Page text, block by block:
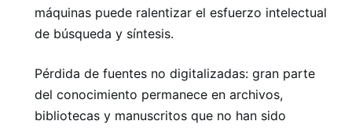
máquinas puede ralentizar el esfuerzo intelectual
de búsqueda y síntesis.
Pérdida de fuentes no digitalizadas: gran parte
del conocimiento permanece en archivos,
bibliotecas y manuscritos que no han sido